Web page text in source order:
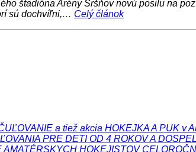
štadióna Arény Sršňov novú posilu na
sú dochvíľni,… Celý článok
a tiež akcia HOKEJKA A PUK v
PRE DETI OD 4 ROKOV A
AMATÉRSKYCH HOKEJISTOV